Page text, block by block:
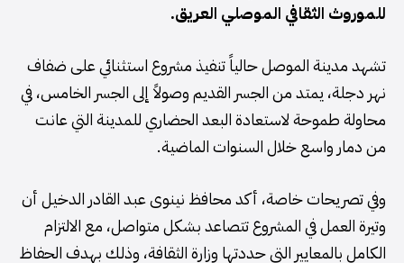
للموروث الثقافي الموصلي العريق.
تشهد مدينة الموصل حالياً تنفيذ مشروع استثنائي على ضفاف
نهر دجلة، يمتد من الجسر القديم وصولاً إلى الجسر الخامس، في
محاولة طموحة لاستعادة البعد الحضاري للمدينة التي عانت
من دمار واسع خلال السنوات الماضية.
وفي تصريحات خاصة، أكد محافظ نينوى عبد القادر الدخيل أن
وتيرة العمل في المشروع تتصاعد بشكل متواصل، مع الالتزام
الكامل بالمعايير التي حددتها وزارة الثقافة، وذلك بهدف الحفاظ